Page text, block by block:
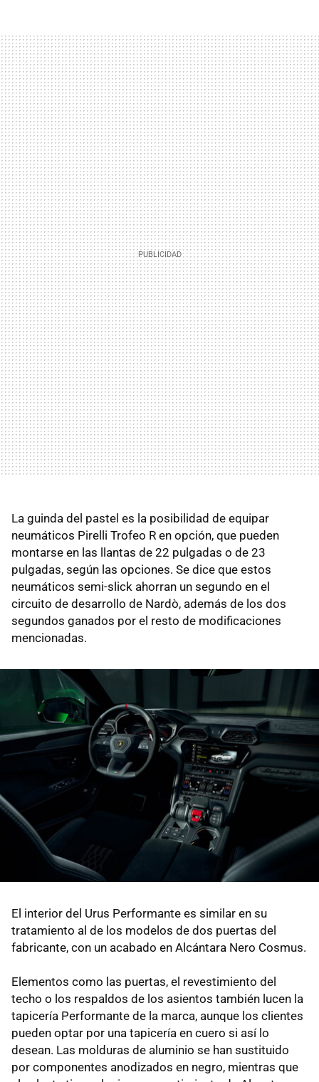
La guinda del pastel es la posibilidad de equipar
neumáticos Pirelli Trofeo R en opción, que pueden
montarse en las llantas de 22 pulgadas o de 23
pulgadas, según las opciones. Se dice que estos
neumáticos semi-slick ahorran un segundo en el
circuito de desarrollo de Nardò, además de los dos
segundos ganados por el resto de modificaciones
mencionadas.
El interior del Urus Performante es similar en su
tratamiento al de los modelos de dos puertas del
fabricante, con un acabado en Alcántara Nero Cosmus.
Elementos como las puertas, el revestimiento del
techo o los respaldos de los asientos también lucen la
tapicería Performante de la marca, aunque los clientes
pueden optar por una tapicería en cuero si así lo
desean. Las molduras de aluminio se han sustituido
por componentes anodizados en negro, mientras que